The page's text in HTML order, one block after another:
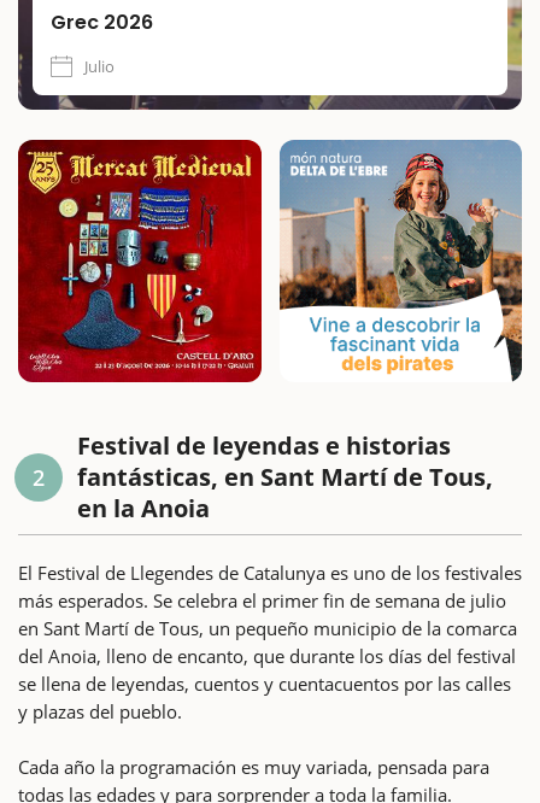
Grec 2026
Julio
2
Festival de leyendas e historias
fantásticas, en Sant Martí de Tous,
en la Anoia
El Festival de Llegendes de Catalunya es uno de los festivales
más esperados. Se celebra el primer fin de semana de julio
en Sant Martí de Tous, un pequeño municipio de la comarca
del Anoia, lleno de encanto, que durante los días del festival
se llena de leyendas, cuentos y cuentacuentos por las calles
y plazas del pueblo.
Cada año la programación es muy variada, pensada para
todas las edades y para sorprender a toda la familia.